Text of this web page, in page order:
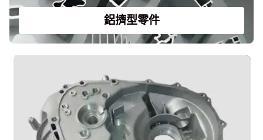
鋁擠型零件